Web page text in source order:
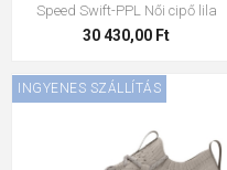
Speed Swift-PPL Női cipő lila
30 430,00 Ft
INGYENES SZÁLLÍTÁS